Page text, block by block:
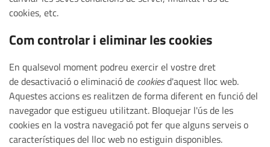
cookies, etc.
Com controlar i eliminar les cookies
En qualsevol moment podreu exercir el vostre dret
de desactivació o eliminació de cookiesd'aquest lloc web.
Aquestes accions es realitzen de forma diferent en funció del
navegador que estigueu utilitzant. Bloquejar l'ús de les
cookies en la vostra navegació pot fer que alguns serveis o
característiques del lloc web no estiguin disponibles.